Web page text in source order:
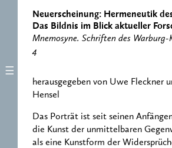
Neuerscheinung: Hermeneutik
Das Bildnis im Blick aktueller
Mnemosyne. Schriften des Warburg-
4
herausgegeben von Uwe Fleckner
Hensel
Das Porträt ist seit seinen
die Kunst der unmittelbaren
als eine Kunstform der